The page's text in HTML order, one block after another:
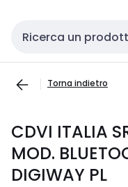
Cerca input
Torna indietro
CDVI ITALIA
MOD.
DIGIWAY PL